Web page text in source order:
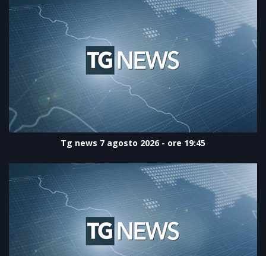
Tg news 7 agosto 2026 - ore 19:45